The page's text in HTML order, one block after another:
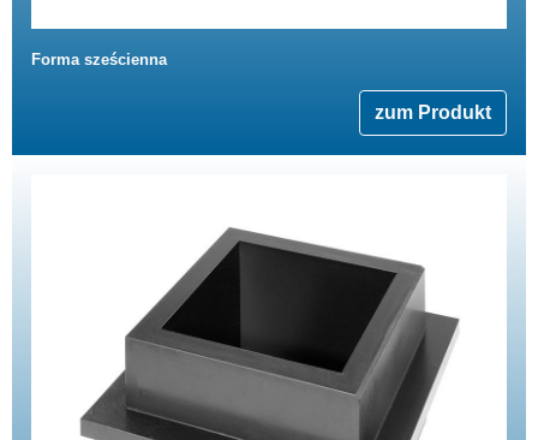
Forma sześcienna
zum Produkt